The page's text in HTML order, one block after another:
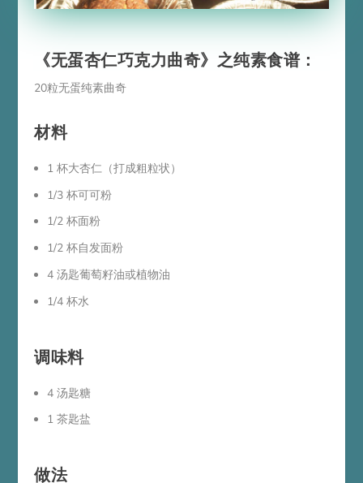
《无蛋杏仁巧克力曲奇》之纯素食谱：
20粒无蛋纯素曲奇
材料
1 杯大杏仁（打成粗粒状）
1/3 杯可可粉
1/2 杯面粉
1/2 杯自发面粉
4 汤匙葡萄籽油或植物油
1/4 杯水
调味料
4 汤匙糖
1 茶匙盐
做法